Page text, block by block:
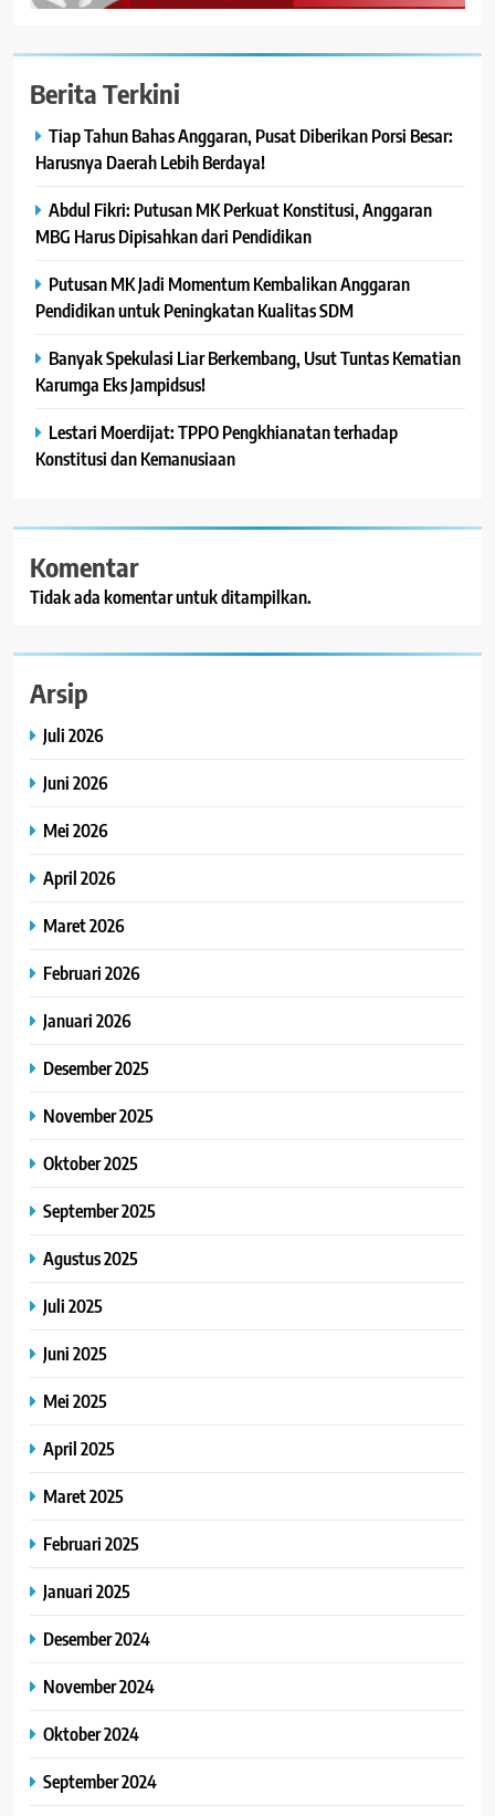
Berita Terkini
Tiap Tahun Bahas Anggaran, Pusat Diberikan Porsi Besar:
Harusnya Daerah Lebih Berdaya!
Abdul Fikri: Putusan MK Perkuat Konstitusi, Anggaran
MBG Harus Dipisahkan dari Pendidikan
Putusan MK Jadi Momentum Kembalikan Anggaran
Pendidikan untuk Peningkatan Kualitas SDM
Banyak Spekulasi Liar Berkembang, Usut Tuntas Kematian
Karumga Eks Jampidsus!
Lestari Moerdijat: TPPO Pengkhianatan terhadap
Konstitusi dan Kemanusiaan
Komentar
Tidak ada komentar untuk ditampilkan.
Arsip
Juli 2026
Juni 2026
Mei 2026
April 2026
Maret 2026
Februari 2026
Januari 2026
Desember 2025
November 2025
Oktober 2025
September 2025
Agustus 2025
Juli 2025
Juni 2025
Mei 2025
April 2025
Maret 2025
Februari 2025
Januari 2025
Desember 2024
November 2024
Oktober 2024
September 2024